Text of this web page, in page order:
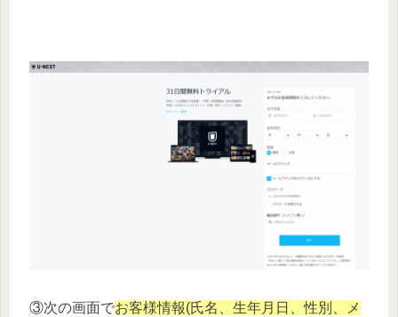
③次の画面でお客様情報(氏名、生年月日、性別、メ